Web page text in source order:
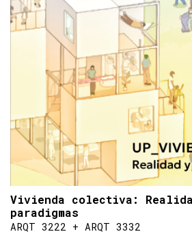
Vivienda colectiva:
paradigmas
ARQT 3222 + ARQT 3332